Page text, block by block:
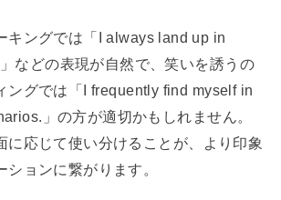
キングでは「I always land up in
などの表現が自然で、笑いを誘うの
ングでは「I frequently find myself in
」の方が適切かもしれません。
に応じて使い分けることが、より印象
ションに繋がります。